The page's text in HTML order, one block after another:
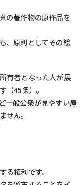
の著作物の原作品を
、原則としてその絵
有者となった人が展
（45条）。
一般公衆が見やすい屋
せん。
る権利です。